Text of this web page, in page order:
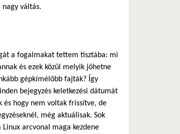
váltás.
a fogalmakat tettem tisztába: mi
és ezek közül melyik jöhetne
gépkímélőbb fajták? Így
bejegyzés keletkezési dátumát
és hogy nem voltak frissítve, de
még aktuálisak. Sok
arcvonal maga kezdene